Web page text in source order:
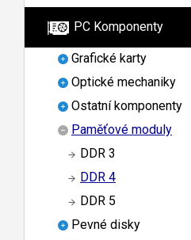
PC Komponenty
Grafické karty
Optické mechaniky
Ostatní komponenty
Paměťové moduly
DDR 3
DDR 4
DDR 5
Pevné disky